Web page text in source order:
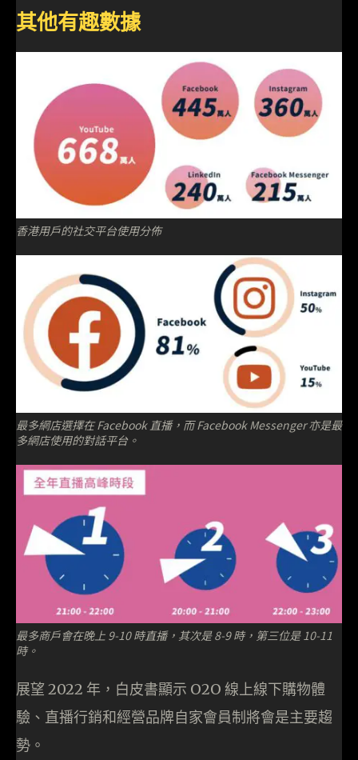
其他有趣數據
香港用戶的社交平台使用分佈
最多網店選擇在 Facebook 直播，而 Facebook Messenger 亦是最
多網店使用的對話平台。
最多商戶會在晚上 9-10 時直播，其次是 8-9 時，第三位是 10-11
時。
展望 2022 年，白皮書顯示 O2O 線上線下購物體
驗、直播行銷和經營品牌自家會員制將會是主要趨
勢。